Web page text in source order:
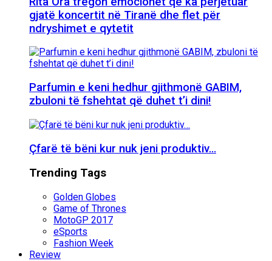
gjatë koncertit në Tiranë dhe flet për
ndryshimet e qytetit
Parfumin e keni hedhur gjithmonë GABIM,
zbuloni të fshehtat që duhet t’i dini!
Çfarë të bëni kur nuk jeni produktiv…
Trending Tags
Golden Globes
Game of Thrones
MotoGP 2017
eSports
Fashion Week
Review